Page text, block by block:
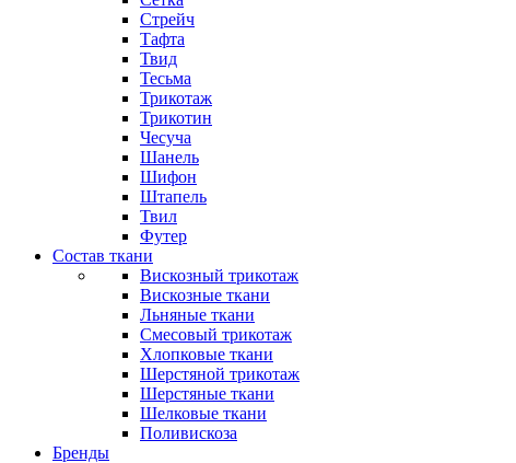
Стрейч
Тафта
Твид
Тесьма
Трикотаж
Трикотин
Чесуча
Шанель
Шифон
Штапель
Твил
Футер
Состав ткани
Вискозный трикотаж
Вискозные ткани
Льняные ткани
Смесовый трикотаж
Хлопковые ткани
Шерстяной трикотаж
Шерстяные ткани
Шелковые ткани
Поливискоза
Бренды